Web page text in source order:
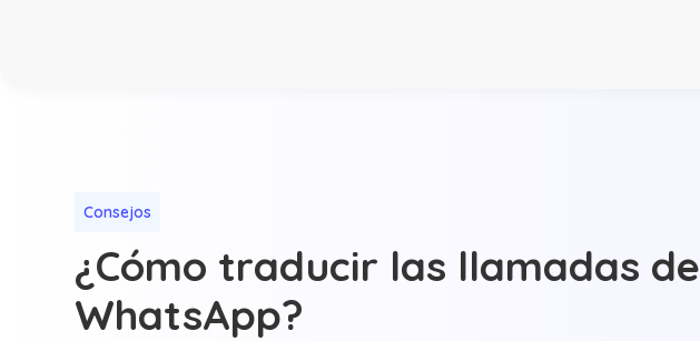
Consejos
¿Cómo traducir las llamadas de
WhatsApp?